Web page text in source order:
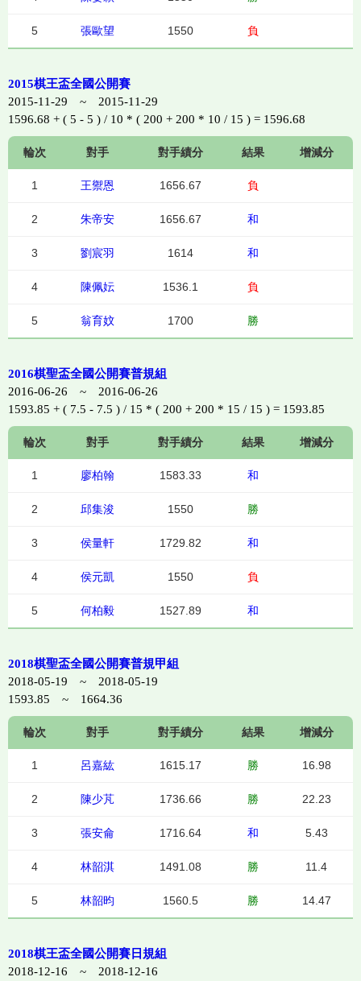
5 張歐望 1550 負
2015棋王盃全國公開賽
2015-11-29 ~ 2015-11-29
1596.68 + ( 5 - 5 ) / 10 * ( 200 + 200 * 10 / 15 ) = 1596.68
輪次 對手 對手績分 結果 增減分
1 王禦恩 1656.67 負
2 朱帝安 1656.67 和
3 劉宸羽 1614 和
4 陳佩妘 1536.1 負
5 翁育妏 1700 勝
2016棋聖盃全國公開賽普規組
2016-06-26 ~ 2016-06-26
1593.85 + ( 7.5 - 7.5 ) / 15 * ( 200 + 200 * 15 / 15 ) = 1593.85
輪次 對手 對手績分 結果 增減分
1 廖柏翰 1583.33 和
2 邱集浚 1550 勝
3 侯量軒 1729.82 和
4 侯元凱 1550 負
5 何柏毅 1527.89 和
2018棋聖盃全國公開賽普規甲組
2018-05-19 ~ 2018-05-19
1593.85 ~ 1664.36
輪次 對手 對手績分 結果 增減分
1 呂嘉紘 1615.17 勝 16.98
2 陳少芃 1736.66 勝 22.23
3 張安侖 1716.64 和 5.43
4 林韶淇 1491.08 勝 11.4
5 林韶昀 1560.5 勝 14.47
2018棋王盃全國公開賽日規組
2018-12-16 ~ 2018-12-16